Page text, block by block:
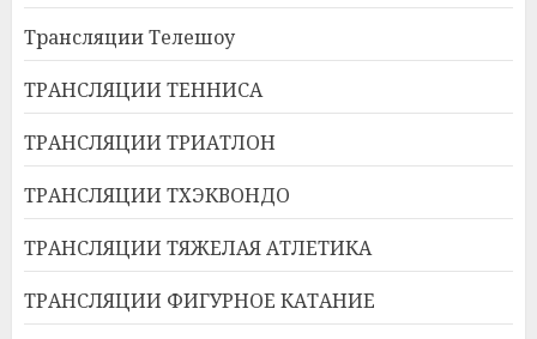
Трансляции Телешоу
ТРАНСЛЯЦИИ ТЕННИСА
ТРАНСЛЯЦИИ ТРИАТЛОН
ТРАНСЛЯЦИИ ТХЭКВОНДО
ТРАНСЛЯЦИИ ТЯЖЕЛАЯ АТЛЕТИКА
ТРАНСЛЯЦИИ ФИГУРНОЕ КАТАНИЕ